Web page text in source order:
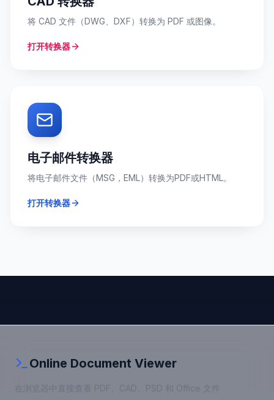
将 CAD 文件（DWG、DXF）转换为 PDF 或图像。
打开转换器
电子邮件转换器
将电子邮件文件（MSG，EML）转换为PDF或HTML。
打开转换器
Online Document Viewer
在浏览器中直接查看 PDF、CAD、PSD 和 Office 文件